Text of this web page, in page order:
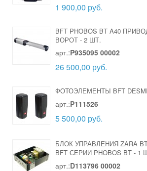
1 900,00 руб.
BFT PHOBOS BT A40
ВОРОТ - 2 ШТ.
арт.:P935095 00002
26 500,00 руб.
ФОТОЭЛЕМЕНТЫ BFT
арт.:P111526
5 500,00 руб.
БЛОК УПРАВЛЕНИЯ ZARA
BFT СЕРИИ PHOBOS BT - 1
арт.:D113796 00002